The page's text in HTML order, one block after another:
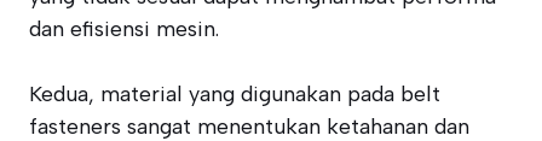
dan efisiensi mesin.
Kedua, material yang digunakan pada belt
fasteners sangat menentukan ketahanan dan